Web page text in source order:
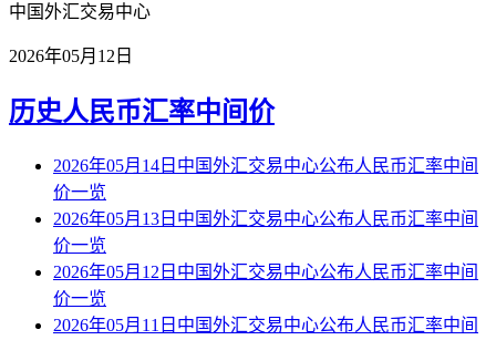
中国外汇交易中心
2026年05月12日
历史人民币汇率中间价
2026年05月14日中国外汇交易中心公布人民币汇率中间
价一览
2026年05月13日中国外汇交易中心公布人民币汇率中间
价一览
2026年05月12日中国外汇交易中心公布人民币汇率中间
价一览
2026年05月11日中国外汇交易中心公布人民币汇率中间